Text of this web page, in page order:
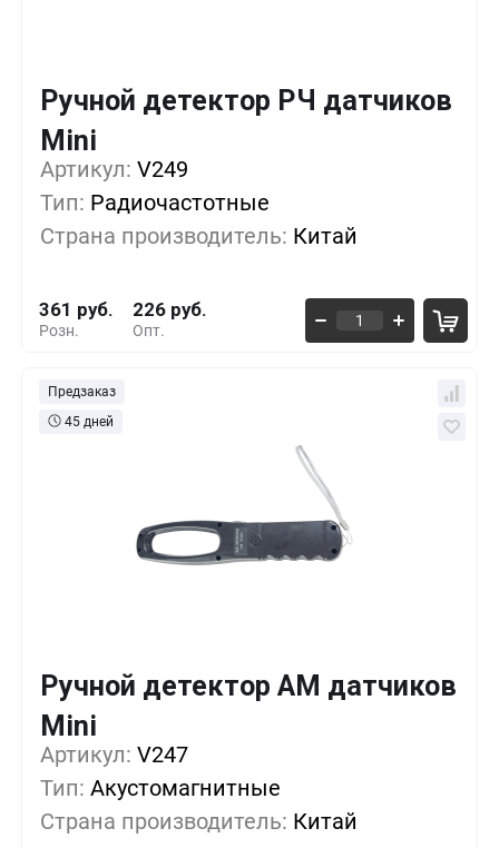
Ручной детектор РЧ датчиков
Mini
Артикул: V249
Тип: Радиочастотные
Страна производитель: Китай
Розн.
361 руб.
Опт.
226 руб.
1+ 0%
5+ -10%
10+ -32%
Предзаказ
45 дней
Ручной детектор АМ датчиков
Mini
Артикул: V247
Тип: Акустомагнитные
Страна производитель: Китай
1+ 0%
5+ -8%
10+ -29%